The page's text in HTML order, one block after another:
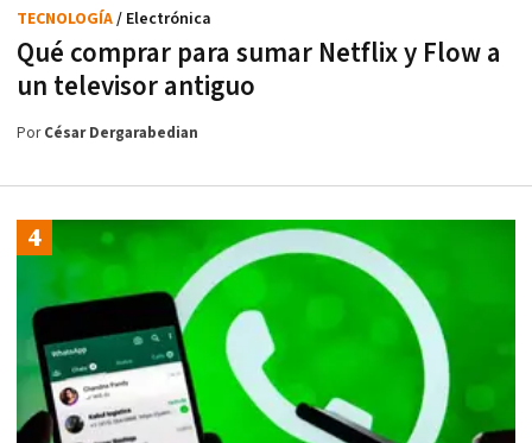
Qué comprar para sumar Netflix y Flow a
un televisor antiguo
TECNOLOGÍA/ Electrónica
PorCésar Dergarabedian